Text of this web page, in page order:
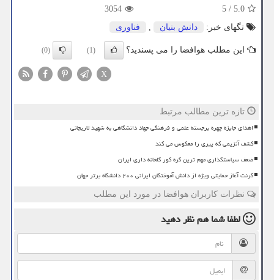
5.0
/
5
3054
تگهای خبر:
دانش بنیان , فناوری
این مطلب هوافضا را می پسندید؟ (1)
(0)
X
تازه ترین مطالب مرتبط
اهدای جایزه چهره برجسته علمی و فرهنگی جهاد دانشگاهی به شهید لاریجانی
کشف آنزیمی که پیری را معکوس می کند
ضعف سیاستگذاری مهم ترین گره کور گلخانه داری ایران
گرنت آغاز حمایتی ویژه از دانش آموختگان ایرانی ۲۰۰ دانشگاه برتر جهان
نظرات کاربران هوافضا در مورد این مطلب
لطفا شما همنظر دهید